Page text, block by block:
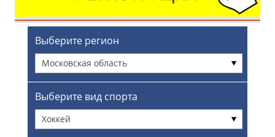
Выберите регион
Московская область
Выберите вид спорта
Хоккей